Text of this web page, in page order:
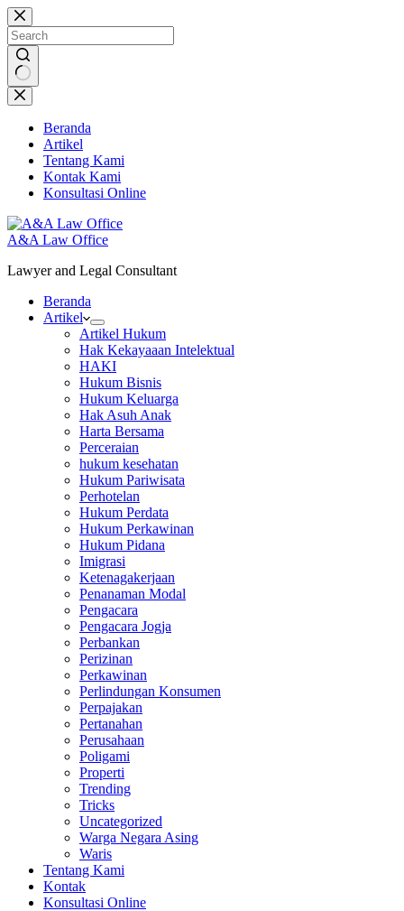
Skip
to
content
No
results
Beranda
Artikel
Tentang Kami
Kontak Kami
Konsultasi Online
A&A Law Office
Lawyer and Legal Consultant
Beranda
Artikel
Artikel Hukum
Hak Kekayaaan Intelektual
HAKI
Hukum Bisnis
Hukum Keluarga
Hak Asuh Anak
Harta Bersama
Perceraian
hukum kesehatan
Hukum Pariwisata
Perhotelan
Hukum Perdata
Hukum Perkawinan
Hukum Pidana
Imigrasi
Ketenagakerjaan
Penanaman Modal
Pengacara
Pengacara Jogja
Perbankan
Perizinan
Perkawinan
Perlindungan Konsumen
Perpajakan
Pertanahan
Perusahaan
Poligami
Properti
Trending
Tricks
Uncategorized
Warga Negara Asing
Waris
Tentang Kami
Kontak
Konsultasi Online